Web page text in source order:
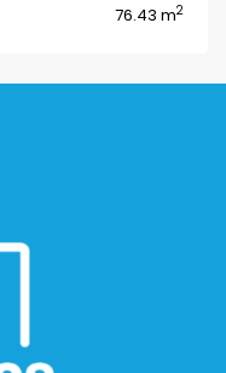
76.43 m2